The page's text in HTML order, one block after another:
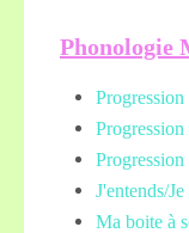
Phonologie
Progression
J'entends/
Ma boite à